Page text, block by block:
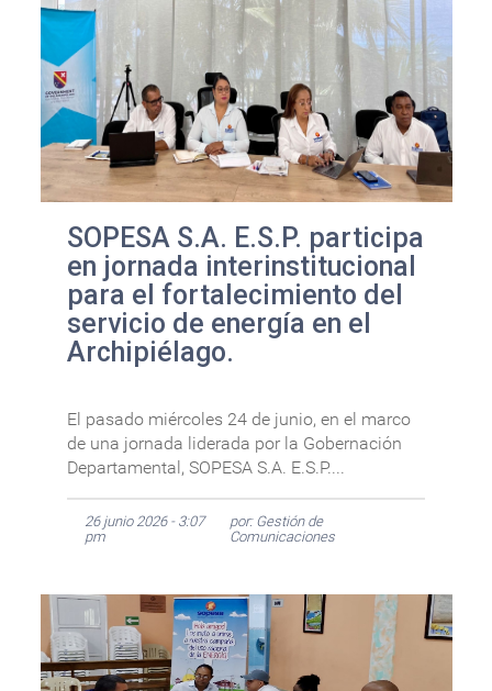
SOPESA S.A. E.S.P. participa
en jornada interinstitucional
para el fortalecimiento del
servicio de energía en el
Archipiélago.
El pasado miércoles 24 de junio, en el marco
de una jornada liderada por la Gobernación
Departamental, SOPESA S.A. E.S.P....
26 junio 2026 - 3:07
pm
por: Gestión de
Comunicaciones